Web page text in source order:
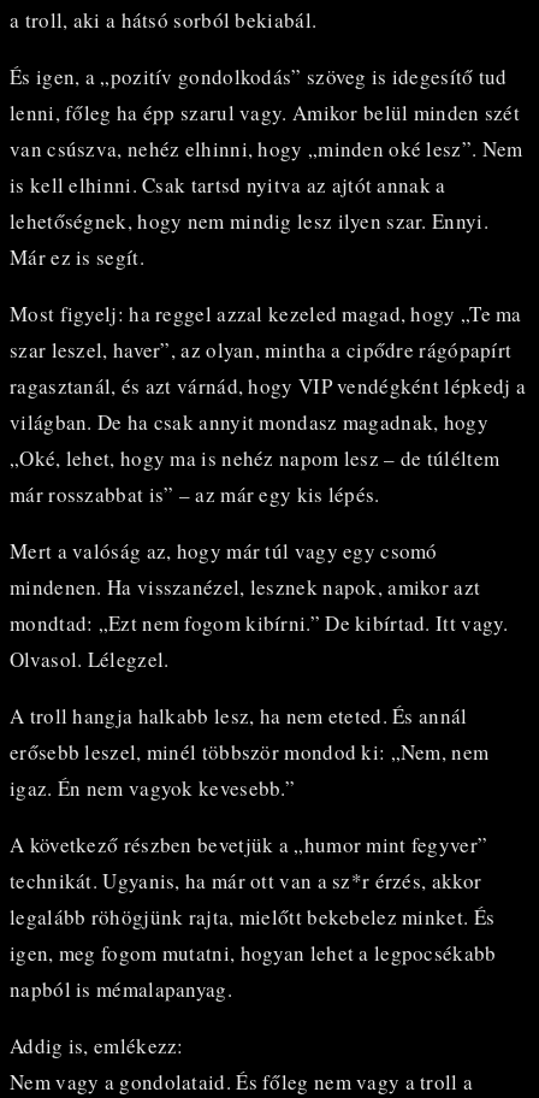
a troll, aki a hátsó sorból bekiabál.
És igen, a „pozitív gondolkodás” szöveg is idegesítő tud
lenni, főleg ha épp szarul vagy. Amikor belül minden szét
van csúszva, nehéz elhinni, hogy „minden oké lesz”. Nem
is kell elhinni. Csak tartsd nyitva az ajtót annak a
lehetőségnek, hogy nem mindig lesz ilyen szar. Ennyi.
Már ez is segít.
Most figyelj: ha reggel azzal kezeled magad, hogy „Te ma
szar leszel, haver”, az olyan, mintha a cipődre rágópapírt
ragasztanál, és azt várnád, hogy VIP vendégként lépkedj a
világban. De ha csak annyit mondasz magadnak, hogy
„Oké, lehet, hogy ma is nehéz napom lesz – de túléltem
már rosszabbat is” – az már egy kis lépés.
Mert a valóság az, hogy már túl vagy egy csomó
mindenen. Ha visszanézel, lesznek napok, amikor azt
mondtad: „Ezt nem fogom kibírni.” De kibírtad. Itt vagy.
Olvasol. Lélegzel.
A troll hangja halkabb lesz, ha nem eteted. És annál
erősebb leszel, minél többször mondod ki: „Nem, nem
igaz. Én nem vagyok kevesebb.”
A következő részben bevetjük a „humor mint fegyver”
technikát. Ugyanis, ha már ott van a sz*r érzés, akkor
legalább röhögjünk rajta, mielőtt bekebelez minket. És
igen, meg fogom mutatni, hogyan lehet a legpocsékabb
napból is mémalapanyag.
Addig is, emlékezz:
Nem vagy a gondolataid. És főleg nem vagy a troll a